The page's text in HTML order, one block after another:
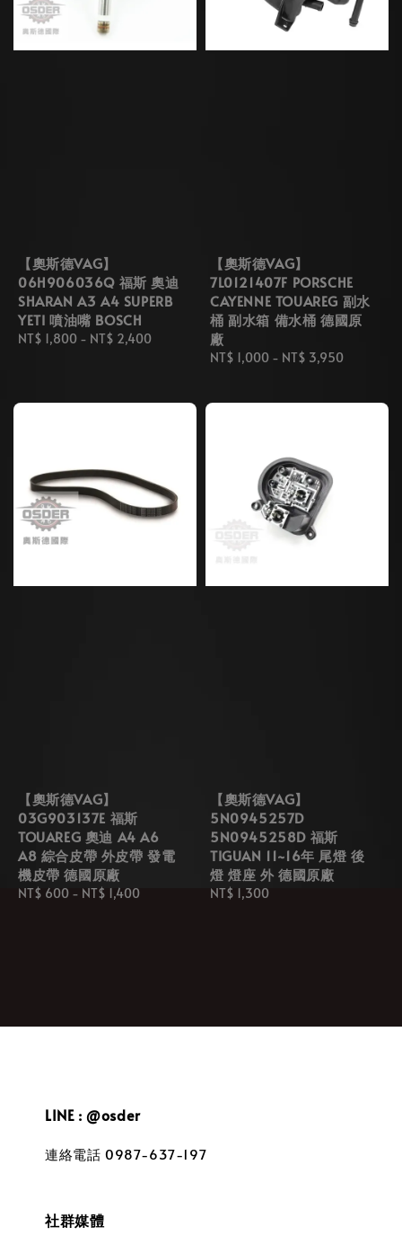
【奧斯德VAG】
06H906036Q 福斯 奧迪
SHARAN A3 A4 SUPERB
YETI 噴油嘴 BOSCH
Regular
NT$ 1,800 - NT$ 2,400
【奧斯德VAG】
7L0121407F PORSCHE
CAYENNE TOUAREG 副水
桶 副水箱 備水桶 德國原
廠
Regular
NT$ 1,000 - NT$ 3,950
【奧斯德VAG】
03G903137E 福斯
TOUAREG 奧迪 A4 A6
A8 綜合皮帶 外皮帶 發電
機皮帶 德國原廠
Regular
NT$ 600 - NT$ 1,400
【奧斯德VAG】
5N0945257D
5N0945258D 福斯
TIGUAN 11~16年 尾燈 後
燈 燈座 外 德國原廠
Regular
NT$ 1,300
LINE : @osder
連絡電話 0987-637-197
社群媒體